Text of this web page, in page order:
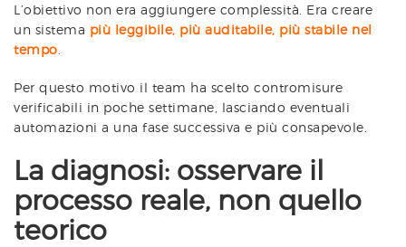
L’obiettivo non era aggiungere complessità. Era creare
un sistema più leggibile, più auditabile, più stabile nel
tempo
Per questo motivo il team ha scelto contromisure
verificabili in poche settimane, lasciando eventuali
automazioni a una fase successiva e più consapevole.
La diagnosi: osservare il
processo reale, non quello
teorico